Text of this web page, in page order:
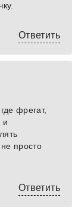
Ответить
фрегат,
и
просто
Ответить